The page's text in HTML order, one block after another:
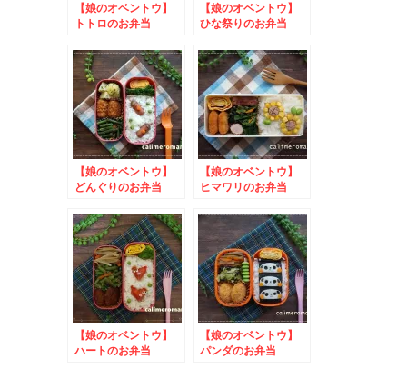
【娘のオベントウ】
トトロのお弁当
りアクション2024
【娘のオベントウ】
ひな祭りのお弁当
【娘のオベントウ】
どんぐりのお弁当
【娘のオベントウ】
ヒマワリのお弁当
【娘のオベントウ】
ハートのお弁当
【娘のオベントウ】
パンダのお弁当